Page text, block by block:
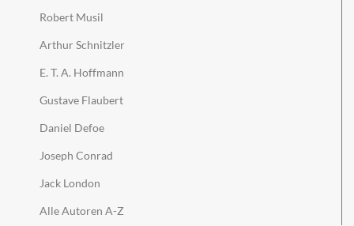
Robert Musil
Arthur Schnitzler
E. T. A. Hoffmann
Gustave Flaubert
Daniel Defoe
Joseph Conrad
Jack London
Alle Autoren A-Z